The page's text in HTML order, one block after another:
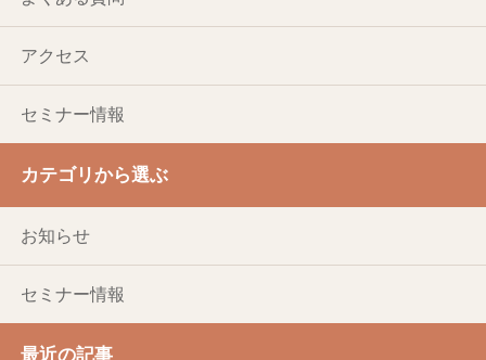
アクセス
セミナー情報
カテゴリから選ぶ
お知らせ
セミナー情報
最近の記事